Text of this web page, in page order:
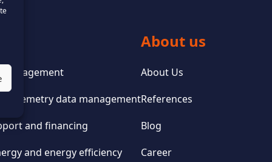
Management
telemetry data management
and financing
and energy efficiency
About us
About Us
References
Blog
Career